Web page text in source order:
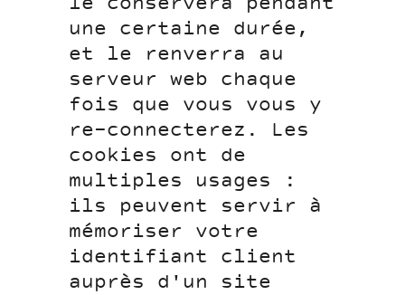
une certaine durée,
et le renverra au
serveur web chaque
fois que vous vous y
re-connecterez. Les
cookies ont de
multiples usages :
ils peuvent servir à
mémoriser votre
identifiant client
auprès d'un site